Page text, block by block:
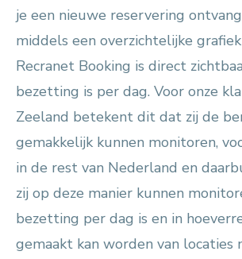
je een nieuwe reservering
middels een overzichtelijke
Recranet Booking is direct
bezetting is per dag. Voor onze
Zeeland betekent dit dat zij de
gemakkelijk kunnen monitoren,
in de rest van Nederland en
zij op deze manier kunnen
bezetting per dag is en in
gemaakt kan worden van locaties